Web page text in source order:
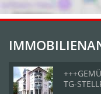
TG-